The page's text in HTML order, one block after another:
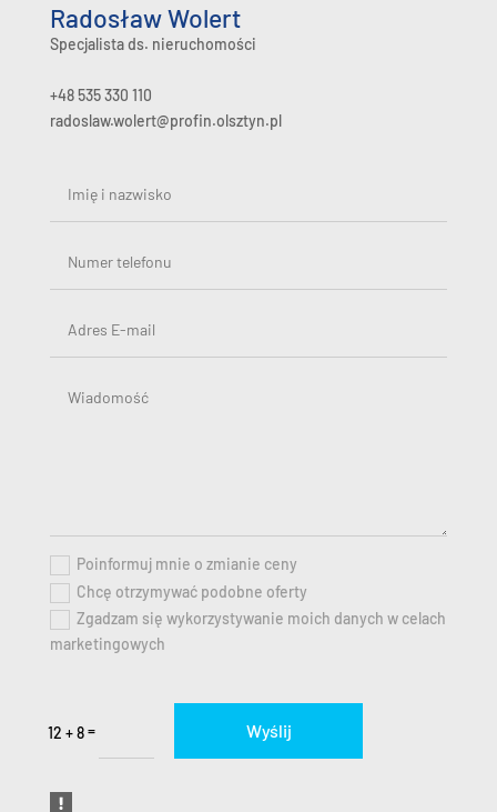
Radosław Wolert
Specjalista ds. nieruchomości
+48 535 330 110
radoslaw.wolert@profin.olsztyn.pl
Poinformuj mnie o zmianie ceny
Chcę otrzymywać podobne oferty
Zgadzam się wykorzystywanie moich danych w celach
marketingowych
12 + 8= Wyślij